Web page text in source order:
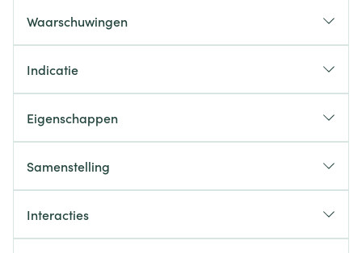
Waarschuwingen
Indicatie
Eigenschappen
Samenstelling
Kaliumcarbonaat
Interacties